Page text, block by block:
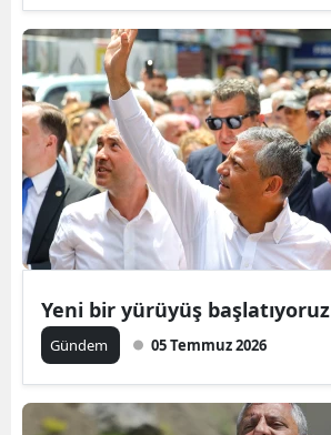
Yeni bir yürüyüş başlatıyoruz
Gündem 05 Temmuz 2026